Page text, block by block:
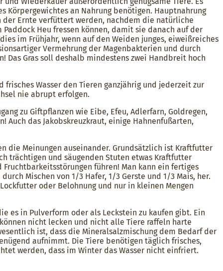
Körpergewichtes an Nahrung benötigen. Hauptnahrung
der Ernte verfüttert werden, nachdem die natürliche
Heu fressen können, damit sie danach auf der
im Frühjahr, wenn auf den Weiden junges, eiweißreiches
Vermehrung der Magenbakterien und durch
Das Gras soll deshalb mindestens zwei Handbreit hoch
frisches Wasser den Tieren ganzjährig und jederzeit zur
nie abrupt erfolgen.
zu Giftpflanzen wie Eibe, Efeu, Adlerfarn, Goldregen,
Auch das Jakobskreuzkraut, einige Hahnenfußarten,
die Meinungen auseinander. Grundsätzlich ist Kraftfutter
trächtigen und säugenden Stuten etwas Kraftfutter
führen! Man kann ein fertiges
Mischen von 1/3 Hafer, 1/3 Gerste und 1/3 Mais, her.
oder Belohnung und nur in kleinen Mengen
es in Pulverform oder als Leckstein zu kaufen gibt. Ein
nicht lecken und nicht alle Tiere raffeln harte
ist, dass die Mineralsalzmischung dem Bedarf der
aufnimmt. Die Tiere benötigen täglich frisches,
werden, dass im Winter das Wasser nicht einfriert.